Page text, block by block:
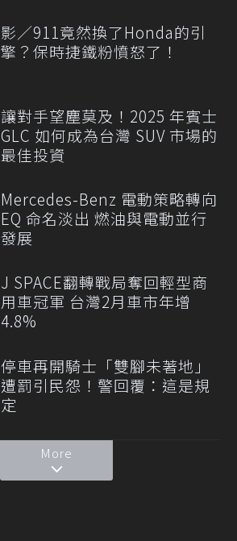
影／911竟然換了Honda的引
擎？保時捷鐵粉憤怒了！
讓對手望塵莫及！2025 年賓士
GLC 如何成為台灣 SUV 市場的
最佳投資
Mercedes-Benz 電動策略轉向
EQ 命名淡出 燃油與電動並行
發展
J SPACE翻轉戰局奪回輕型商
用車冠軍 台灣2月車市年增
4.8%
停車再開騎士「雙腳未著地」
遭罰引民怨！警回覆：這是規
定
More